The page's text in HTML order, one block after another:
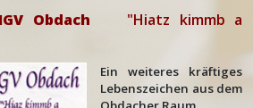
Obdach "Hiatz kimmb a
Ein weiteres kräftiges
Lebenszeichen aus dem